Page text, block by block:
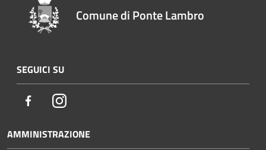
Comune di Ponte Lambro
SEGUICI SU
FacebookInstagram
AMMINISTRAZIONE